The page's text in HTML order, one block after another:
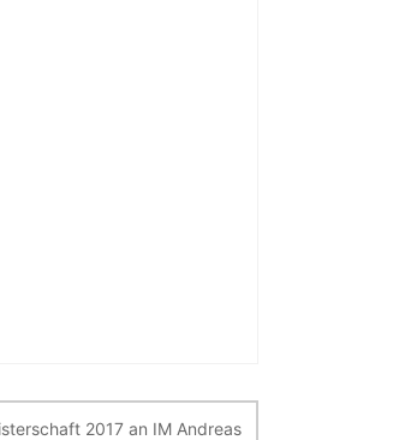
2017 an IM Andreas